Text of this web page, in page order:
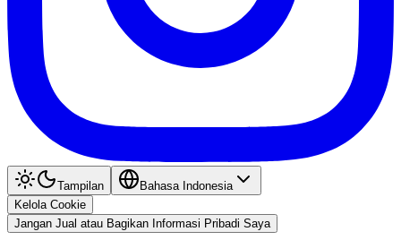
Tampilan
Bahasa Indonesia
Kelola Cookie
Jangan Jual atau Bagikan Informasi Pribadi Saya